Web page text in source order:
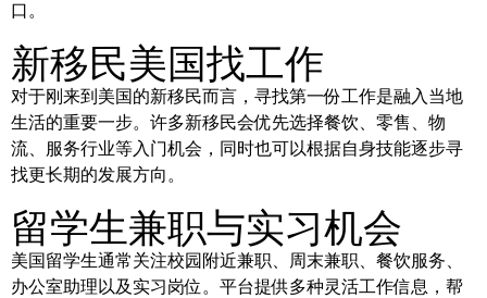
口。
新移民美国找工作
对于刚来到美国的新移民而言，寻找第一份工作是融入当地
生活的重要一步。许多新移民会优先选择餐饮、零售、物
流、服务行业等入门机会，同时也可以根据自身技能逐步寻
找更长期的发展方向。
留学生兼职与实习机会
美国留学生通常关注校园附近兼职、周末兼职、餐饮服务、
办公室助理以及实习岗位。平台提供多种灵活工作信息，帮